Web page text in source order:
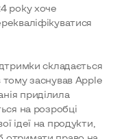
року хоче
складається
заснував Apple
приділила
на розробці
ідеї на продукти,